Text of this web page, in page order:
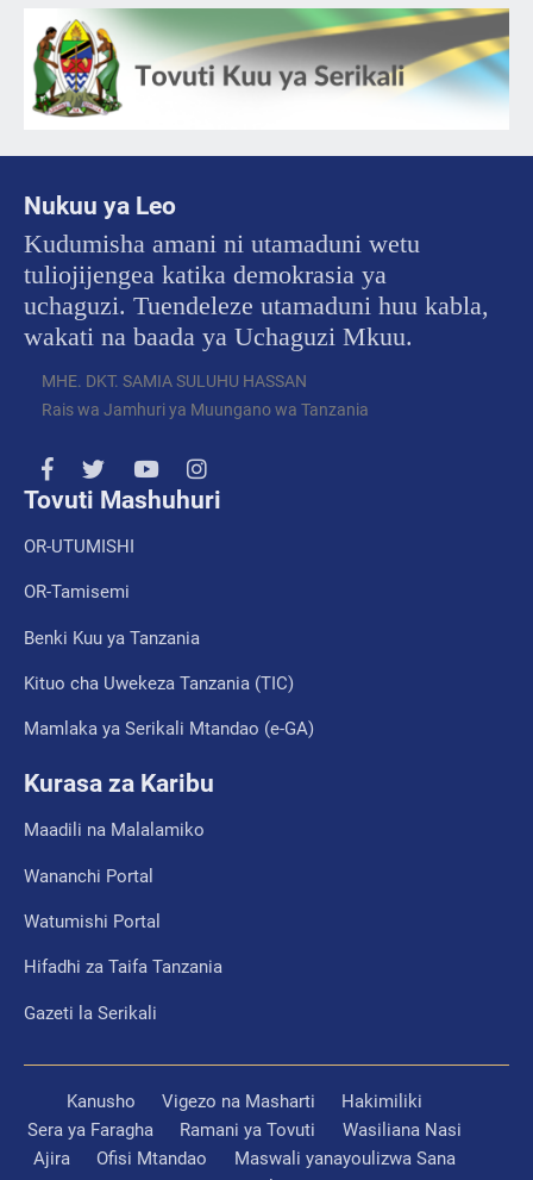
Nukuu ya Leo
Kudumisha amani ni utamaduni wetu
tuliojijengea katika demokrasia ya
uchaguzi. Tuendeleze utamaduni huu kabla,
wakati na baada ya Uchaguzi Mkuu.
MHE. DKT. SAMIA SULUHU HASSAN
Rais wa Jamhuri ya Muungano wa Tanzania
Tovuti Mashuhuri
OR-UTUMISHI
OR-Tamisemi
Benki Kuu ya Tanzania
Kituo cha Uwekeza Tanzania (TIC)
Mamlaka ya Serikali Mtandao (e-GA)
Kurasa za Karibu
Maadili na Malalamiko
Wananchi Portal
Watumishi Portal
Hifadhi za Taifa Tanzania
Gazeti la Serikali
Kanusho Vigezo na Masharti
Hakimiliki
Sera ya Faragha
Ramani ya Tovuti
Wasiliana Nasi
Ajira
Ofisi Mtandao
Maswali yanayoulizwa Sana